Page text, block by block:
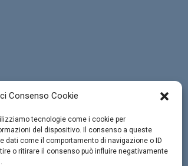
Consenso Cookie
tecnologie come i cookie per
del dispositivo. Il consenso a queste
dati come il comportamento di navigazione o ID
o ritirare il consenso può influire negativamente